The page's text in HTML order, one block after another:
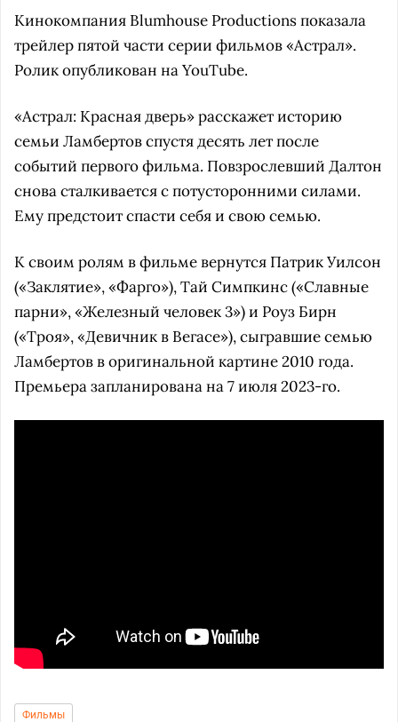
Кинокомпания Blumhouse Productions показала
трейлер пятой части серии фильмов «Астрал».
Ролик опубликован на YouTube.
«Астрал: Красная дверь» расскажет историю
семьи Ламбертов спустя десять лет после
событий первого фильма. Повзрослевший Далтон
снова сталкивается с потусторонними силами.
Ему предстоит спасти себя и свою семью.
К своим ролям в фильме вернутся Патрик Уилсон
(«Заклятие», «Фарго»), Тай Симпкинс («Славные
парни», «Железный человек 3») и Роуз Бирн
(«Троя», «Девичник в Вегасе»), сыгравшие семью
Ламбертов в оригинальной картине 2010 года.
Премьера запланирована на 7 июля 2023-го.
Фильмы